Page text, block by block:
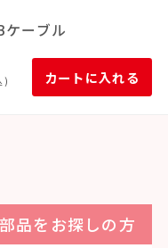
ケーブル
) カートに入れる
品をお探しの方